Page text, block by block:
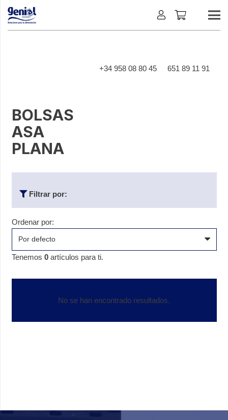
+34 958 08 80 45 651 89 11 91
BOLSAS
ASA
PLANA
Filtrar por:
Ordenar por:
Tenemos 0 artículos para ti.
No se han encontrado resultados.